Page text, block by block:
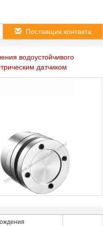
Поставщик контакта
водоустойчивого
датчиком